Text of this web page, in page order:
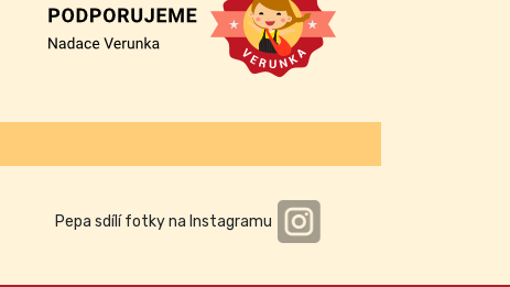
Pepa sdílí fotky na Instagramu